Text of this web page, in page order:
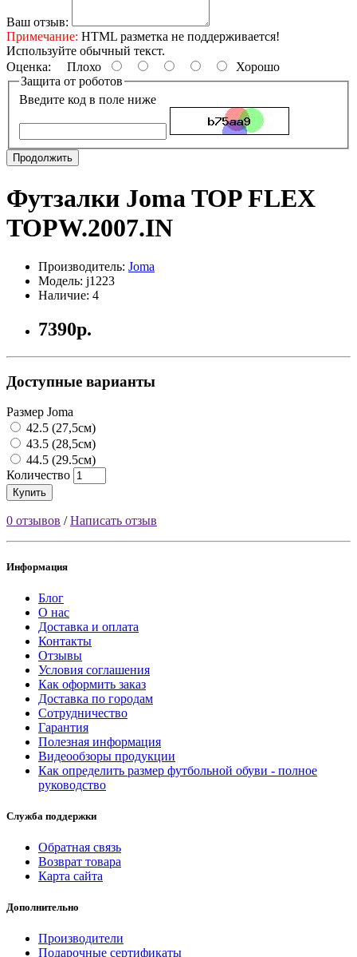
Ваш отзыв:
Примечание: HTML разметка не поддерживается!
Используйте обычный текст.
Оценка: Плохо
Хорошо
Защита от роботов
Введите код в поле ниже
Продолжить
Футзалки Joma TOP FLEX
TOPW.2007.IN
Производитель: Joma
Модель: j1223
Наличие: 4
7390р.
Доступные варианты
Размер Joma
42.5 (27,5см)
43.5 (28,5см)
44.5 (29.5см)
Количество
Купить
0 отзывов /Написать отзыв
Информация
Блог
О нас
Доставка и оплата
Контакты
Отзывы
Условия соглашения
Как оформить заказ
Доставка по городам
Сотрудничество
Гарантия
Полезная информация
Видеообзоры продукции
Как определить размер футбольной обуви - полное
руководство
Служба поддержки
Обратная связь
Возврат товара
Карта сайта
Дополнительно
Производители
Подарочные сертификаты